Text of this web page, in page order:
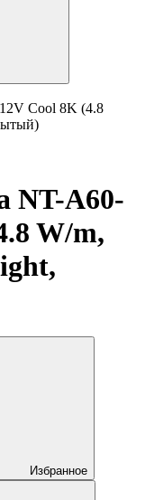
Cool 8K (4.8
NT-A60-
W/m,
Избранное